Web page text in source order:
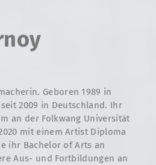
Geboren 1989 in
2009 in Deutschland. Ihr
an der Folkwang Universität
mit einem Artist Diploma
ihr Bachelor of Arts an
Aus- und Fortbildungen an